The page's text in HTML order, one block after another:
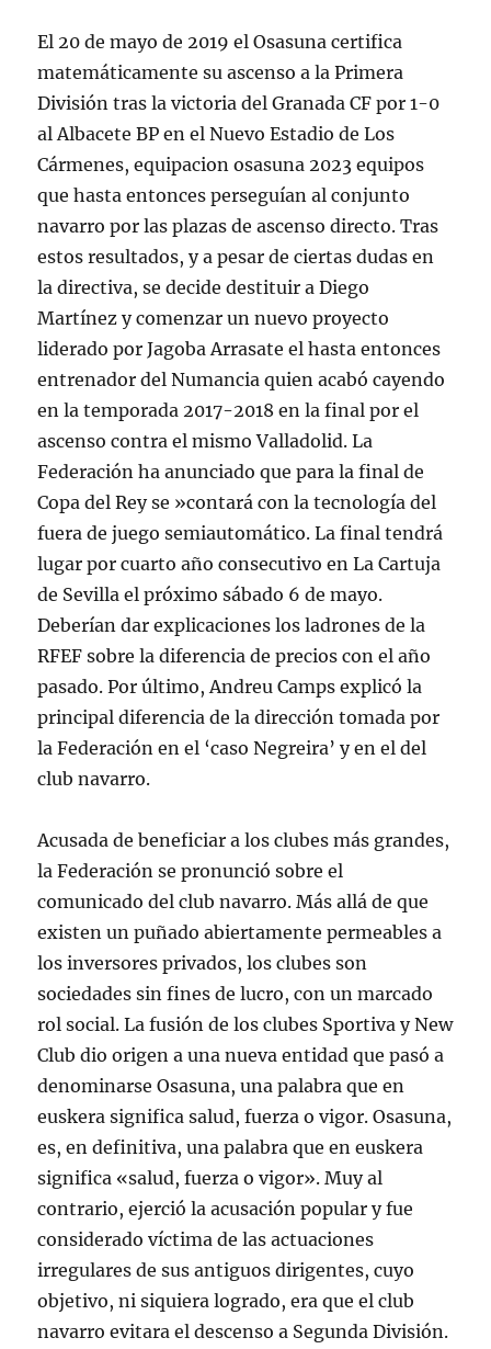
El 20 de mayo de 2019 el Osasuna certifica
matemáticamente su ascenso a la Primera
División tras la victoria del Granada CF por 1-0
al Albacete BP en el Nuevo Estadio de Los
Cármenes, equipacion osasuna 2023 equipos
que hasta entonces perseguían al conjunto
navarro por las plazas de ascenso directo. Tras
estos resultados, y a pesar de ciertas dudas en
la directiva, se decide destituir a Diego
Martínez y comenzar un nuevo proyecto
liderado por Jagoba Arrasate el hasta entonces
entrenador del Numancia quien acabó cayendo
en la temporada 2017-2018 en la final por el
ascenso contra el mismo Valladolid. La
Federación ha anunciado que para la final de
Copa del Rey se »contará con la tecnología del
fuera de juego semiautomático. La final tendrá
lugar por cuarto año consecutivo en La Cartuja
de Sevilla el próximo sábado 6 de mayo.
Deberían dar explicaciones los ladrones de la
RFEF sobre la diferencia de precios con el año
pasado. Por último, Andreu Camps explicó la
principal diferencia de la dirección tomada por
la Federación en el ‘caso Negreira’ y en el del
club navarro.
Acusada de beneficiar a los clubes más grandes,
la Federación se pronunció sobre el
comunicado del club navarro. Más allá de que
existen un puñado abiertamente permeables a
los inversores privados, los clubes son
sociedades sin fines de lucro, con un marcado
rol social. La fusión de los clubes Sportiva y New
Club dio origen a una nueva entidad que pasó a
denominarse Osasuna, una palabra que en
euskera significa salud, fuerza o vigor. Osasuna,
es, en definitiva, una palabra que en euskera
significa «salud, fuerza o vigor». Muy al
contrario, ejerció la acusación popular y fue
considerado víctima de las actuaciones
irregulares de sus antiguos dirigentes, cuyo
objetivo, ni siquiera logrado, era que el club
navarro evitara el descenso a Segunda División.